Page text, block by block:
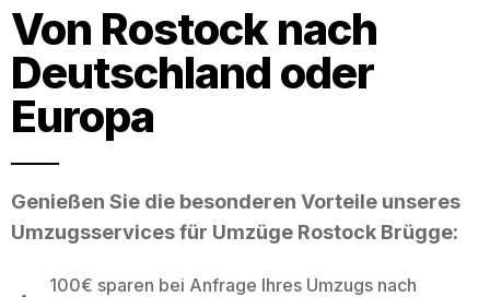
Von Rostock nach
Deutschland oder
Europa
Genießen Sie die besonderen Vorteile unseres
Umzugsservices für Umzüge Rostock Brügge:
100€ sparen bei Anfrage Ihres Umzugs nach